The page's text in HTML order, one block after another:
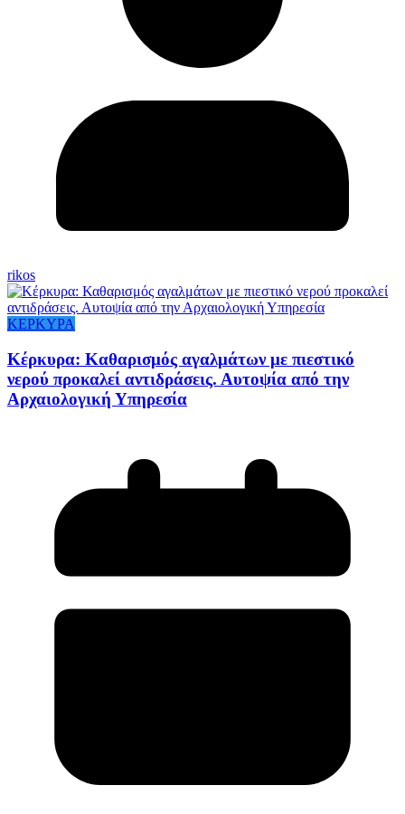
rikos
ΚΕΡΚΥΡΑ
Κέρκυρα: Καθαρισμός αγαλμάτων με πιεστικό
νερού προκαλεί αντιδράσεις. Αυτοψία από την
Αρχαιολογική Υπηρεσία